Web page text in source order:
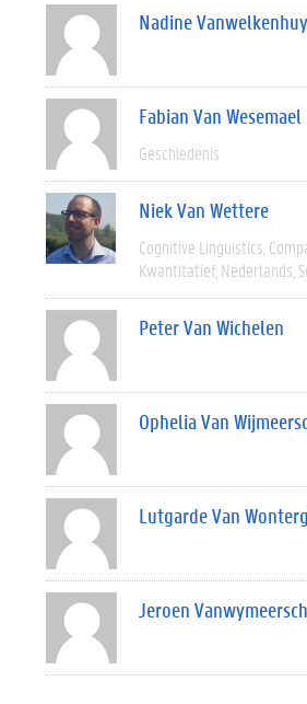
Nadine
Fabian Van Wesemael
Geschiedenis
Niek Van Wettere
Cognitive Linguistics
Kwantitatief Nederlands
Peter Van Wichelen
Ophelia Van
Lutgarde Van
Jeroen Vanwymeersch